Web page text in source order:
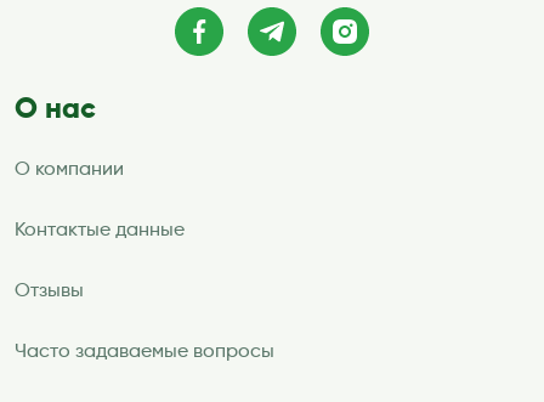
О нас
О компании
Контактые данные
Отзывы
Часто задаваемые вопросы